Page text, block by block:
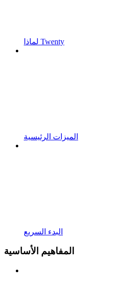
لماذا Twenty
الميزات الرئيسية
البدء السريع
المفاهيم الأساسية